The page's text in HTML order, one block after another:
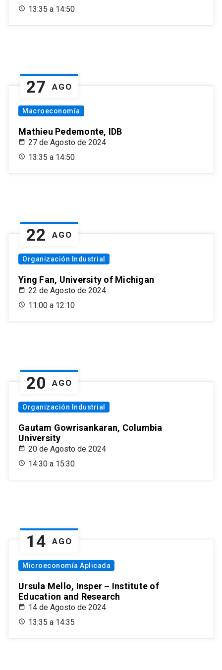
13:35 a 14:50
27 AGO
Macroeconomía
Mathieu Pedemonte, IDB
27 de Agosto de 2024
13:35 a 14:50
22 AGO
Organización Industrial
Ying Fan, University of Michigan
22 de Agosto de 2024
11:00 a 12:10
20 AGO
Organización Industrial
Gautam Gowrisankaran, Columbia
University
20 de Agosto de 2024
14:30 a 15:30
14 AGO
Microeconomía Aplicada
Ursula Mello, Insper – Institute of
Education and Research
14 de Agosto de 2024
13:35 a 14:35